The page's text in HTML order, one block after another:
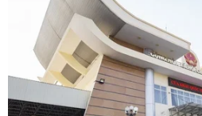
Sở hữu trí tuệ
Ngôn ngữ